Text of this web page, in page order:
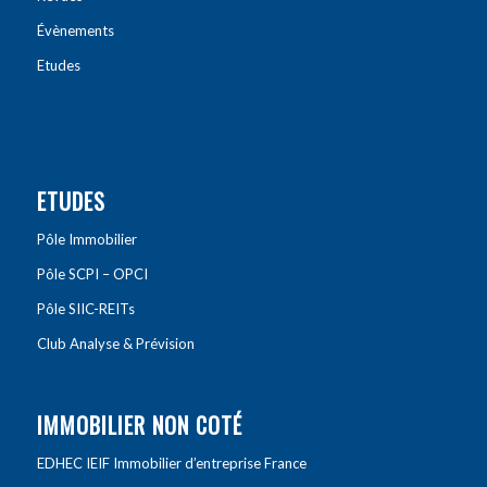
Évènements
Etudes
ETUDES
Pôle Immobilier
Pôle SCPI – OPCI
Pôle SIIC-REITs
Club Analyse & Prévision
IMMOBILIER NON COTÉ
EDHEC IEIF Immobilier d’entreprise France